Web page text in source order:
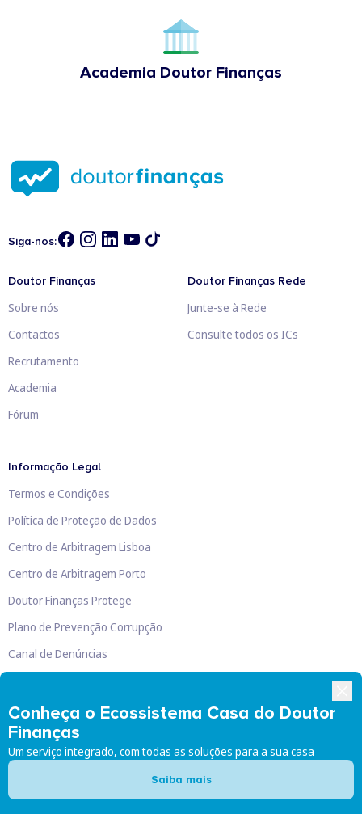
Academia Doutor Finanças
Conheça o Ecossistema Casa do Doutor
Finanças
Um serviço integrado, com todas as soluções para a sua casa
Saiba mais
Siga-nos:
Doutor Finanças
Sobre nós
Contactos
Recrutamento
Academia
Fórum
Doutor Finanças Rede
Junte-se à Rede
Consulte todos os ICs
Informação Legal
Termos e Condições
Política de Proteção de Dados
Centro de Arbitragem Lisboa
Centro de Arbitragem Porto
Doutor Finanças Protege
Plano de Prevenção Corrupção
Canal de Denúncias
Doutor Finanças, Lda